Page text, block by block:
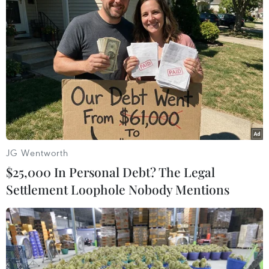
Chưa sẵn sàng bỏ việc để kinh doanh
Một vài năm trước, việc bán hàng tại công sở
thường nhận được phản ứng tiêu cực, với
những lo ngại về việc hoạt động này sẽ làm
hỏng môi trường công sở, ảnh hưởng đến năng
suất và chất lượng công việc của người bán
hàng, cũng như sự tập trung công việc của
người mua hàng.
JG Wentworth
$25,000 In Personal Debt? The Legal
Settlement Loophole Nobody Mentions